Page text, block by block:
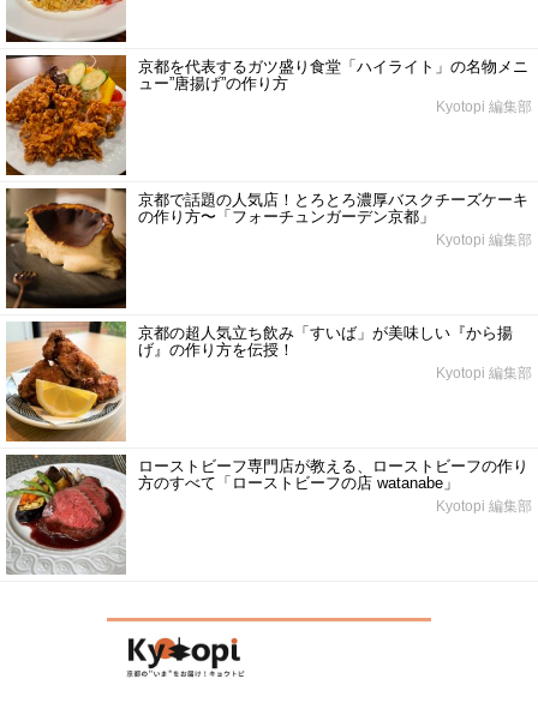
京都を代表するガツ盛り食堂「ハイライト」の名物メニ
ュー”唐揚げ”の作り方
Kyotopi 編集部
京都で話題の人気店！とろとろ濃厚バスクチーズケーキ
の作り方〜「フォーチュンガーデン京都」
Kyotopi 編集部
京都の超人気立ち飲み「すいば」が美味しい『から揚
げ』の作り方を伝授！
Kyotopi 編集部
ローストビーフ専門店が教える、ローストビーフの作り
方のすべて「ローストビーフの店 watanabe」
Kyotopi 編集部